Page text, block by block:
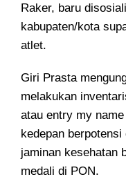
Raker, baru
kabupaten/kota
atlet.
Giri Prasta
melakukan
atau entry my
kedepan
jaminan kesehatan
medali di PON.